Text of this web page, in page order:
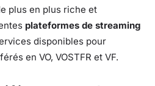
plus en plus riche et
plateformes de streaming
disponibles pour
en VO, VOSTFR et VF.